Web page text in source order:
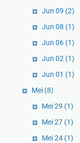
Jun 09 (2)
Jun 08 (1)
Jun 06 (1)
Jun 02 (1)
Jun 01 (1)
Mei (8)
Mei 29 (1)
Mei 27 (1)
Mei 24 (1)